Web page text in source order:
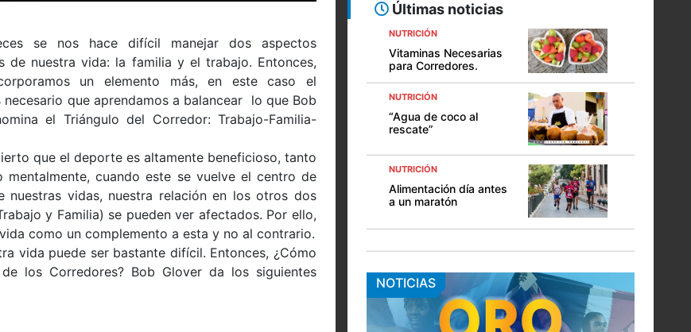
se nos hace difícil manejar dos aspectos
de nuestra vida: la familia y el trabajo. Entonces,
un elemento más, en este caso el
que aprendamos a balancear lo que Bob
el Triángulo del Corredor: Trabajo-Familia-
que el deporte es altamente beneficioso, tanto
mentalmente, cuando este se vuelve el centro de
nuestras vidas, nuestra relación en los otros dos
y Familia) se pueden ver afectados. Por ello,
como un complemento a esta y no al contrario.
vida puede ser bastante difícil. Entonces, ¿Cómo
los Corredores? Bob Glover da los siguientes
Últimas noticias
NUTRICIÓN
Vitaminas Necesarias
para Corredores.
NUTRICIÓN
“Agua de coco al
rescate”
NUTRICIÓN
Alimentación día antes
a un maratón
NOTICIAS